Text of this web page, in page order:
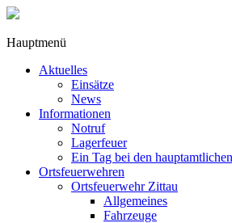
Hauptmenü
Aktuelles
Einsätze
News
Informationen
Notruf
Lagerfeuer
Ein Tag bei den
Ortsfeuerwehren
Ortsfeuerwehr Zittau
Allgemeines
Fahrzeuge